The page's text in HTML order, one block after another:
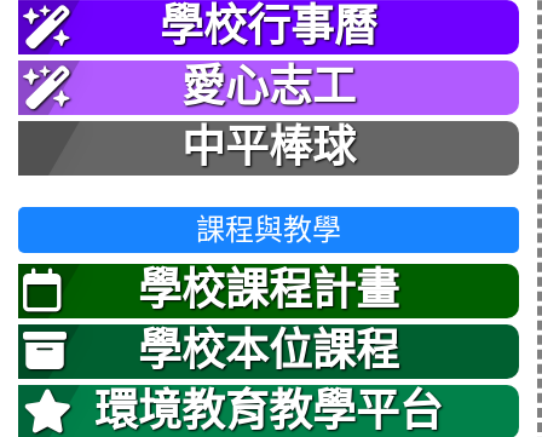
學校行事曆
愛心志工
中平棒球
課程與教學
學校課程計畫
學校本位課程
環境教育教學平台